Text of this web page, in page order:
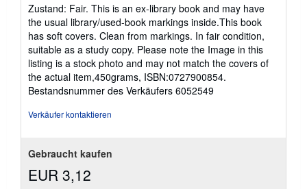
von
5
Sternen
Zustand: Fair. This is an ex-library book and may have
the usual library/used-book markings inside.This book
has soft covers. Clean from markings. In fair condition,
suitable as a study copy. Please note the Image in this
listing is a stock photo and may not match the covers of
the actual item,450grams, ISBN:0727900854.
Bestandsnummer des Verkäufers 6052549
Verkäufer kontaktieren
Gebraucht kaufen
EUR 3,12